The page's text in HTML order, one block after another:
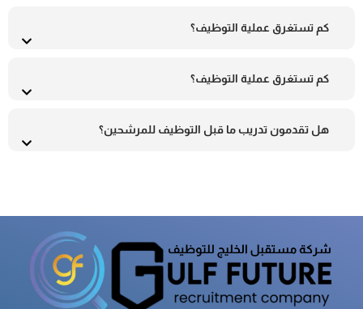
كم تستغرق عملية التوظيف؟
كم تستغرق عملية التوظيف؟
هل تقدمون تدريب ما قبل التوظيف للمرشحين؟